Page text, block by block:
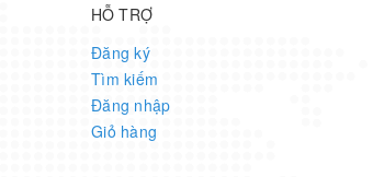
HỖ TRỢ
Đăng ký
Tìm kiếm
Đăng nhập
Giỏ hàng